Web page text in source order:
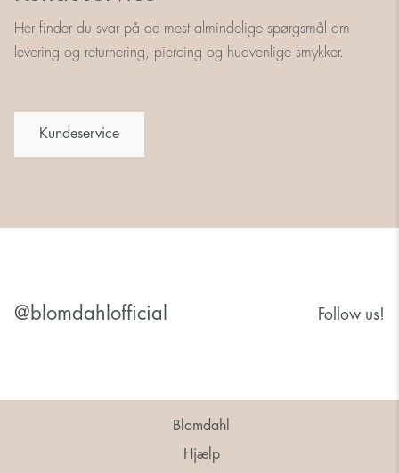
Her finder du svar på de mest almindelige spørgsmål om
levering og returnering, piercing og hudvenlige smykker.
Kundeservice
@blomdahlofficial Follow us!
Blomdahl
Hjælp